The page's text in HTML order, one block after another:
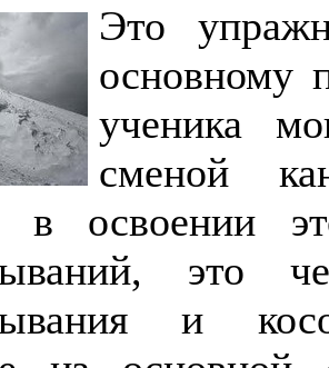
Это
основному
ученика
сменой
в освоении
это
и